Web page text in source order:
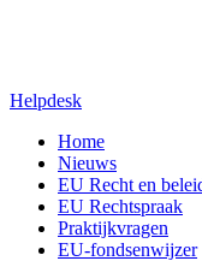
Helpdesk
Home
Nieuws
EU Recht en
EU Rechtspraak
Praktijkvragen
EU-fondsenwijzer